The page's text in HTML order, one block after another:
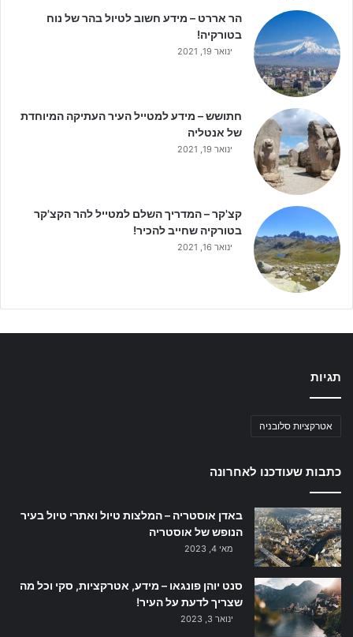
הר אררט – מידע חשוב לטיול בהר של נוח
בטורקיה!
ינואר 19, 2021
חתושש – מידע למטייל העיר העתיקה המיוחדת
של אנטליה
ינואר 19, 2021
קצ'קר – המדריך השלם למטייל להר הקצ'קר
בטורקיה שחייב להכיר!
ינואר 16, 2021
תגיות
אטרקציות סלובניה
כתבות שעודכנו לאחרונה
באדן אוסטריה – המלצות טיול ואתרי טיול בעיר
הנופש של אוסטריה
מאי 4, 2023
סנט יוהן פונגאו – מידע, אטרקציות, סקי וכל מה
שצריך לדעת על העיר!
ינואר 3, 2023